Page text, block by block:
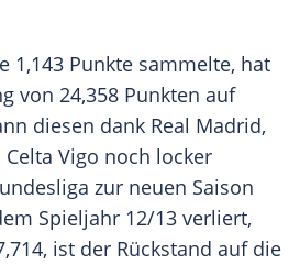
1,143 Punkte sammelte, hat
von 24,358 Punkten auf
diesen dank Real Madrid,
Celta Vigo noch locker
zur neuen Saison
Spieljahr 12/13 verliert,
ist der Rückstand auf die